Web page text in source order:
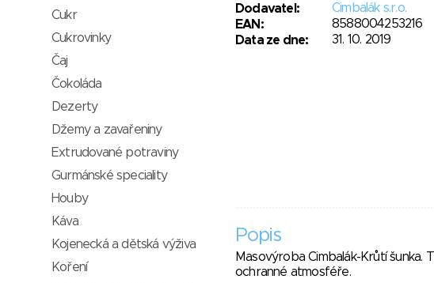
Dodavatel:
Cimbalák s.r.o.
EAN:
8588004253216
Data ze dne:
31. 10. 2019
Popis
Masovýroba Cimbalák-Krůtí šunka.
ochranné atmosféře.
Cukr
Cukrovinky
Čaj
Čokoláda
Dezerty
Džemy a zavařeniny
Extrudované potraviny
Gurmánské speciality
Houby
Káva
Kojenecká a dětská výživa
Koření